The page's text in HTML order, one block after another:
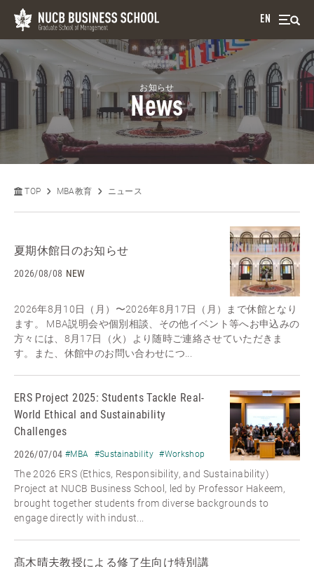
EN
お知らせ
News
TOP MBA教育 ニュース
夏期休館日のお知らせ
2026/08/08 NEW
2026年8月10日（月）〜2026年8月17日（月）まで休館となり
ます。 MBA説明会や個別相談、その他イベント等へお申込みの
方々には、8月17日（火）より随時ご連絡させていただきま
す。また、休館中のお問い合わせにつ...
ERS Project 2025: Students Tackle Real-
World Ethical and Sustainability
Challenges
2026/07/04 #MBA #Sustainability #Workshop
The 2026 ERS (Ethics, Responsibility, and Sustainability)
Project at NUCB Business School, led by Professor Hakeem,
brought together students from diverse backgrounds to
engage directly with indust...
髙木晴夫教授による修了生向け特別講